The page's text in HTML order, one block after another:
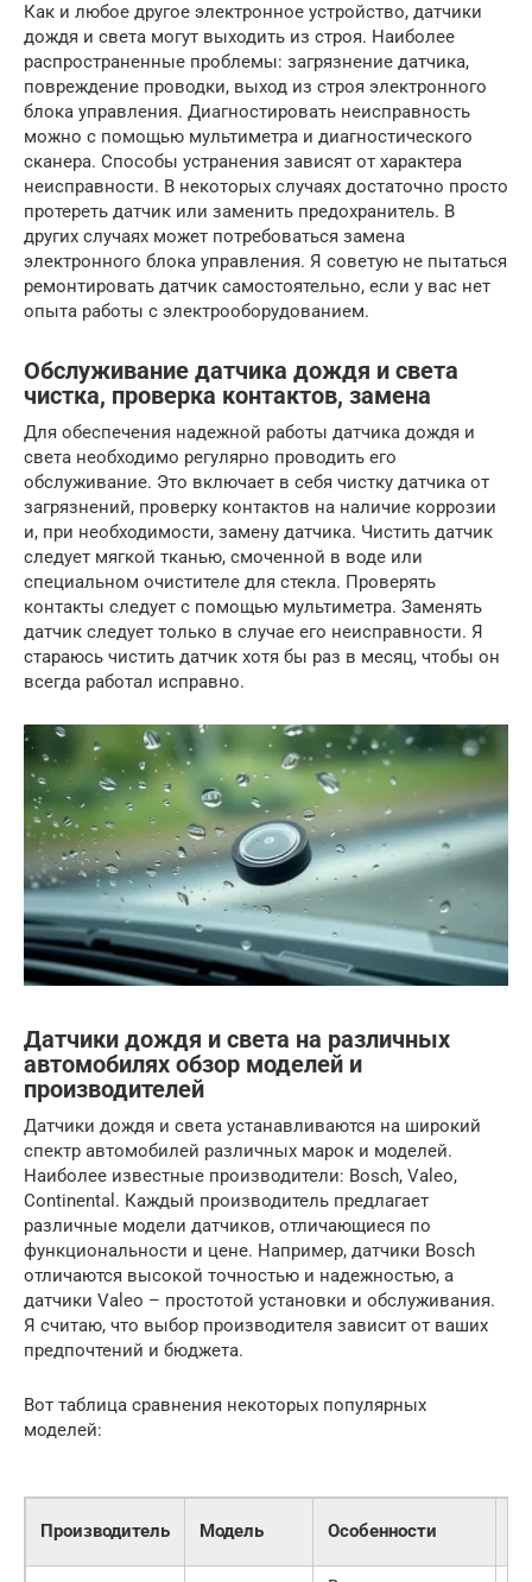
Как и любое другое электронное устройство, датчики
дождя и света могут выходить из строя. Наиболее
распространенные проблемы: загрязнение датчика,
повреждение проводки, выход из строя электронного
блока управления. Диагностировать неисправность
можно с помощью мультиметра и диагностического
сканера. Способы устранения зависят от характера
неисправности. В некоторых случаях достаточно просто
протереть датчик или заменить предохранитель. В
других случаях может потребоваться замена
электронного блока управления. Я советую не пытаться
ремонтировать датчик самостоятельно, если у вас нет
опыта работы с электрооборудованием.
Обслуживание датчика дождя и света
чистка, проверка контактов, замена
Для обеспечения надежной работы датчика дождя и
света необходимо регулярно проводить его
обслуживание. Это включает в себя чистку датчика от
загрязнений, проверку контактов на наличие коррозии
и, при необходимости, замену датчика. Чистить датчик
следует мягкой тканью, смоченной в воде или
специальном очистителе для стекла. Проверять
контакты следует с помощью мультиметра. Заменять
датчик следует только в случае его неисправности. Я
стараюсь чистить датчик хотя бы раз в месяц, чтобы он
всегда работал исправно.
Датчики дождя и света на различных
автомобилях обзор моделей и
производителей
Датчики дождя и света устанавливаются на широкий
спектр автомобилей различных марок и моделей.
Наиболее известные производители: Bosch, Valeo,
Continental. Каждый производитель предлагает
различные модели датчиков, отличающиеся по
функциональности и цене. Например, датчики Bosch
отличаются высокой точностью и надежностью, а
датчики Valeo – простотой установки и обслуживания.
Я считаю, что выбор производителя зависит от ваших
предпочтений и бюджета.
Вот таблица сравнения некоторых популярных
моделей:
Производитель Модель Особенности